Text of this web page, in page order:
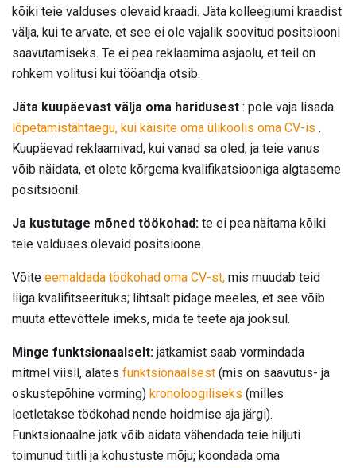
kõiki teie valduses olevaid kraadi. Jäta kolleegiumi kraadist
välja, kui te arvate, et see ei ole vajalik soovitud positsiooni
saavutamiseks. Te ei pea reklaamima asjaolu, et teil on
rohkem volitusi kui tööandja otsib.
Jäta kuupäevast välja oma haridusest : pole vaja lisada
lõpetamistähtaegu, kui käisite oma ülikoolis oma CV-is .
Kuupäevad reklaamivad, kui vanad sa oled, ja teie vanus
võib näidata, et olete kõrgema kvalifikatsiooniga algtaseme
positsioonil.
Ja kustutage mõned töökohad: te ei pea näitama kõiki
teie valduses olevaid positsioone.
Võite eemaldada töökohad oma CV-st, mis muudab teid
liiga kvalifitseerituks; lihtsalt pidage meeles, et see võib
muuta ettevõttele imeks, mida te teete aja jooksul.
Minge funktsionaalselt: jätkamist saab vormindada
mitmel viisil, alates funktsionaalsest (mis on saavutus- ja
oskustepõhine vorming) kronoloogiliseks (milles
loetletakse töökohad nende hoidmise aja järgi).
Funktsionaalne jätk võib aidata vähendada teie hiljuti
toimunud tiitli ja kohustuste mõju; koondada oma